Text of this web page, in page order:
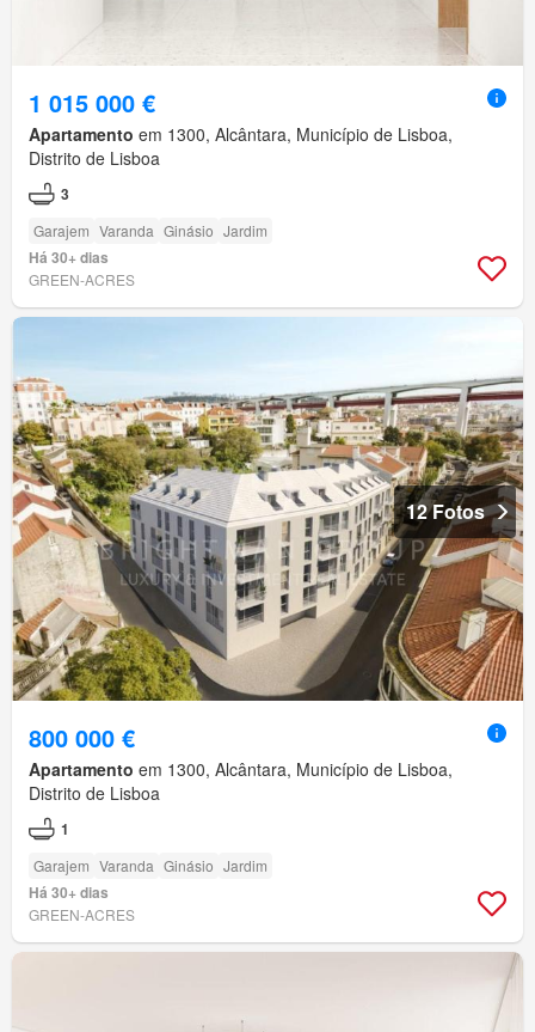
1 015 000 €
Apartamento em 1300, Alcântara, Município de Lisboa,
Distrito de Lisboa
3
Garajem Varanda Ginásio Jardim
Há 30+ dias
GREEN-ACRES
12 Fotos
800 000 €
Apartamento em 1300, Alcântara, Município de Lisboa,
Distrito de Lisboa
1
Garajem Varanda Ginásio Jardim
Há 30+ dias
GREEN-ACRES